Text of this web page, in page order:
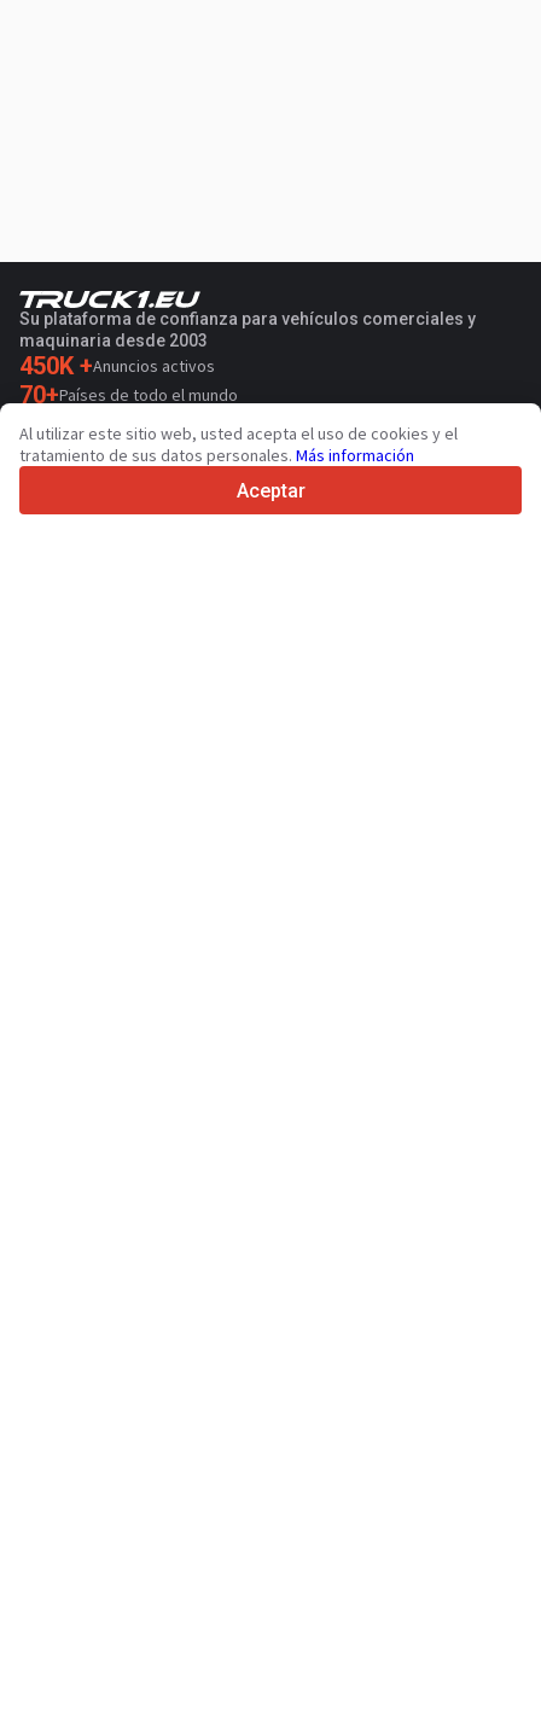
Su plataforma de confianza para vehículos comerciales y
maquinaria desde 2003
450K +Anuncios activos
70+Países de todo el mundo
36Idiomas admitidos
4.7/5
Al utilizar este sitio web, usted acepta el uso de cookies y el
tratamiento de sus datos personales. Más información
Aceptar